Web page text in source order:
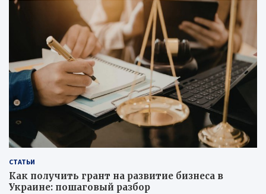
СТАТЬИ
Как получить грант на развитие бизнеса в
Украине: пошаговый разбор